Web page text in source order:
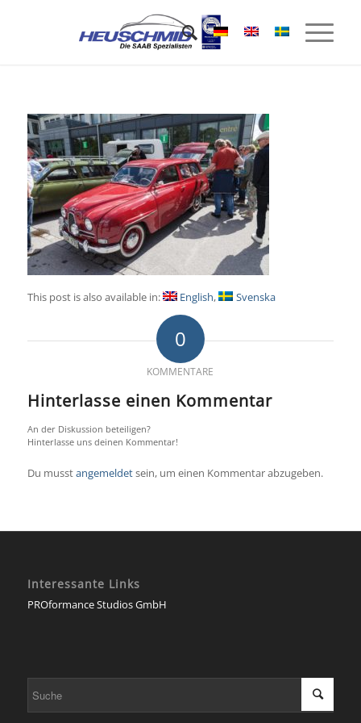
This post is also available in: English Svenska
0
KOMMENTARE
Hinterlasse einen Kommentar
An der Diskussion beteiligen?
Hinterlasse uns deinen Kommentar!
Du musstangemeldetsein, um einen Kommentar abzugeben.
Interessante Links
PROformance Studios GmbH